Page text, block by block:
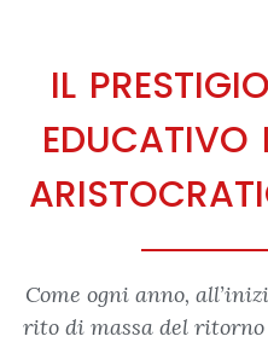
IL
EDUCATIVO
Come ogni anno,
rito di massa del